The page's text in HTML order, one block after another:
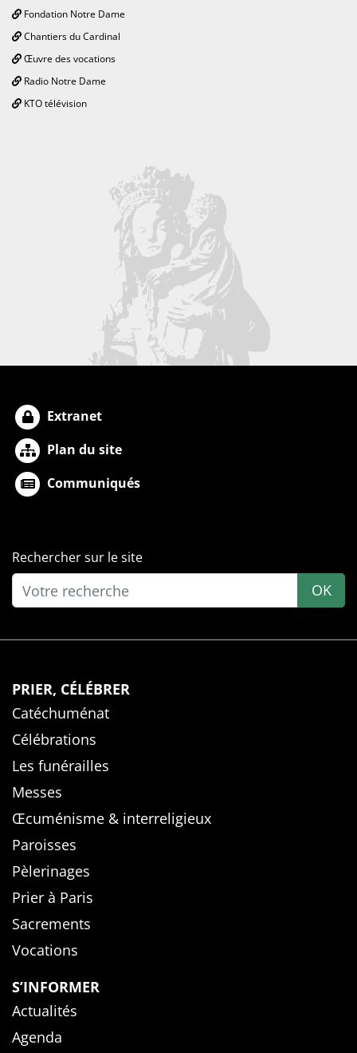
Fondation Notre Dame
Chantiers du Cardinal
Œuvre des vocations
Radio Notre Dame
KTO télévision
Extranet
Plan du site
Communiqués
Rechercher sur le site
OK
PRIER, CÉLÉBRER
Catéchuménat
Célébrations
Les funérailles
Messes
Œcuménisme & interreligieux
Paroisses
Pèlerinages
Prier à Paris
Sacrements
Vocations
S’INFORMER
Actualités
Agenda